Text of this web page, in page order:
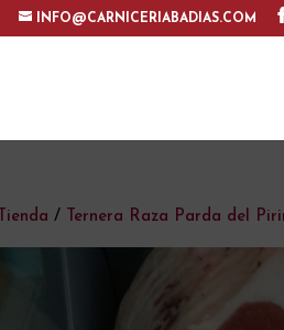
INFO@CARNICERIABADIAS.COM
Tienda / Ternera Raza Parda del